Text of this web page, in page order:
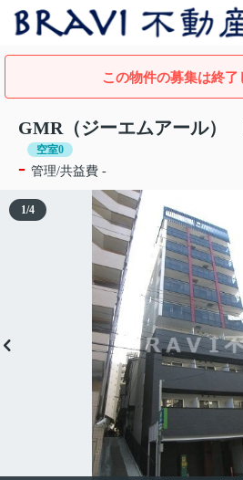
この物件の募集は終了
GMR（ジーエムアール）
空室0
- 管理/共益費 -
1/4